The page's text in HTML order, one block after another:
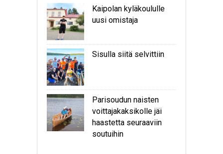
Kaipolan kyläkoululle
uusi omistaja
Sisulla siitä selvittiin
Parisoudun naisten
voittajakaksikolle jäi
haastetta seuraaviin
soutuihin